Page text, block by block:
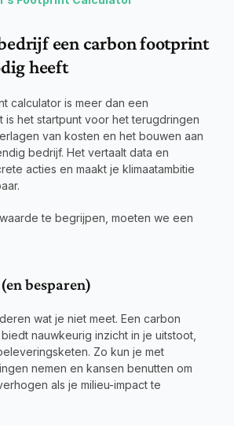
een carbon footprint
heeft
calculator is meer dan een
is het startpunt voor het terugdringen
van kosten en het bouwen aan
bedrijf. Het vertaalt data en
acties en maakt je klimaatambitie
te begrijpen, moeten we een
besparen)
wat je niet meet. Een carbon
nauwkeurig inzicht in je uitstoot,
Zo kun je met
nemen en kansen benutten om
als je milieu-impact te